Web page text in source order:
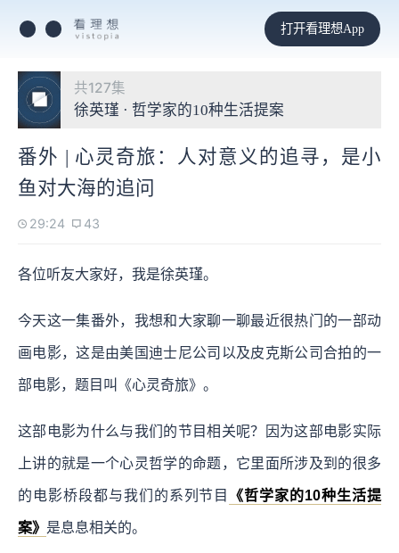
打开看理想App
共127集
徐英瑾 · 哲学家的10种生活提案
番外 | 心灵奇旅：人对意义的追寻，是小
鱼对大海的追问
29:24 43
各位听友大家好，我是徐英瑾。
今天这一集番外，我想和大家聊一聊最近很热门的一部动
画电影，这是由美国迪士尼公司以及皮克斯公司合拍的一
部电影，题目叫《心灵奇旅》。
这部电影为什么与我们的节目相关呢？因为这部电影实际
上讲的就是一个心灵哲学的命题，它里面所涉及到的很多
的电影桥段都与我们的系列节目 《哲学家的10种生活提
案》 是息息相关的。